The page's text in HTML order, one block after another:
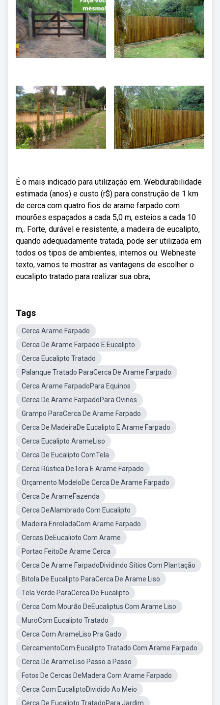
É o mais indicado para utilização em. Webdurabilidade
estimada (anos) e custo (r$) para construção de 1 km
de cerca com quatro fios de arame farpado com
mourões espaçados a cada 5,0 m, esteios a cada 10
m,. Forte, durável e resistente, a madeira de eucalipto,
quando adequadamente tratada, pode ser utilizada em
todos os tipos de ambientes, internos ou. Webneste
texto, vamos te mostrar as vantagens de escolher o
eucalipto tratado para realizar sua obra;
Tags
Cerca Arame Farpado
Cerca De Arame Farpado E Eucalipto
Cerca Eucalipto Tratado
Palanque Tratado ParaCerca De Arame Farpado
Cerca Arame FarpadoPara Equinos
Cerca De Arame FarpadoPara Ovinos
Grampo ParaCerca De Arame Farpado
Cerca De MadeiraDe Eucalipto E Arame Farpado
Cerca Eucalipto ArameLiso
Cerca De Eucalipto ComTela
Cerca Rústica DeTora E Arame Farpado
Orçamento ModeloDe Cerca De Arame Farpado
Cerca De ArameFazenda
Cerca DeAlambrado Com Eucalipto
Madeira EnroladaCom Arame Farpado
Cercas DeEucalioto Com Arame
Portao FeitoDe Arame Cerca
Cerca De Arame FarpadoDividindo Sítios Com Plantação
Bitola De Eucalipto ParaCerca De Arame Liso
Tela Verde ParaCerca De Eucalipto
Cerca Com Mourão DeEucaliptus Com Arame Liso
MuroCom Eucalipto Tratado
Cerca Com ArameLiso Pra Gado
CercamentoCom Eucalipto Tratado Com Arame Farpado
Cerca De ArameLiso Passo a Passo
Fotos De Cercas DeMadera Com Arame Farpado
Cerca Com EucaliptoDividido Ao Meio
Cerca De Eucalipto TratadoPara Jardim